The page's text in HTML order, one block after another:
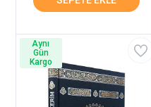
Aynı
Gün
Kargo